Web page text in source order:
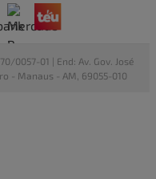
0057-01 | End: Av. Gov. José
- Manaus - AM, 69055-010